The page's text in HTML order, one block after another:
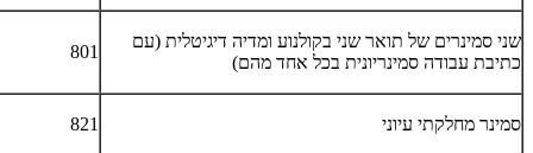
שני סמינרים של תואר שני בקולנוע ומדיה דיגיטלית )עם
כתיבת עבודה סמינריונית בכל אחד מהם(
801
סמינר מחלקתי עיוני 821